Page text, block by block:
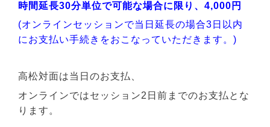
時間延長30分単位で可能な場合に限り、4,000円
(オンラインセッションで当日延長の場合3日以内
にお支払い手続きをおこなっていただきます。)
高松対面は当日のお支払、
オンラインではセッション2日前までのお支払とな
ります。